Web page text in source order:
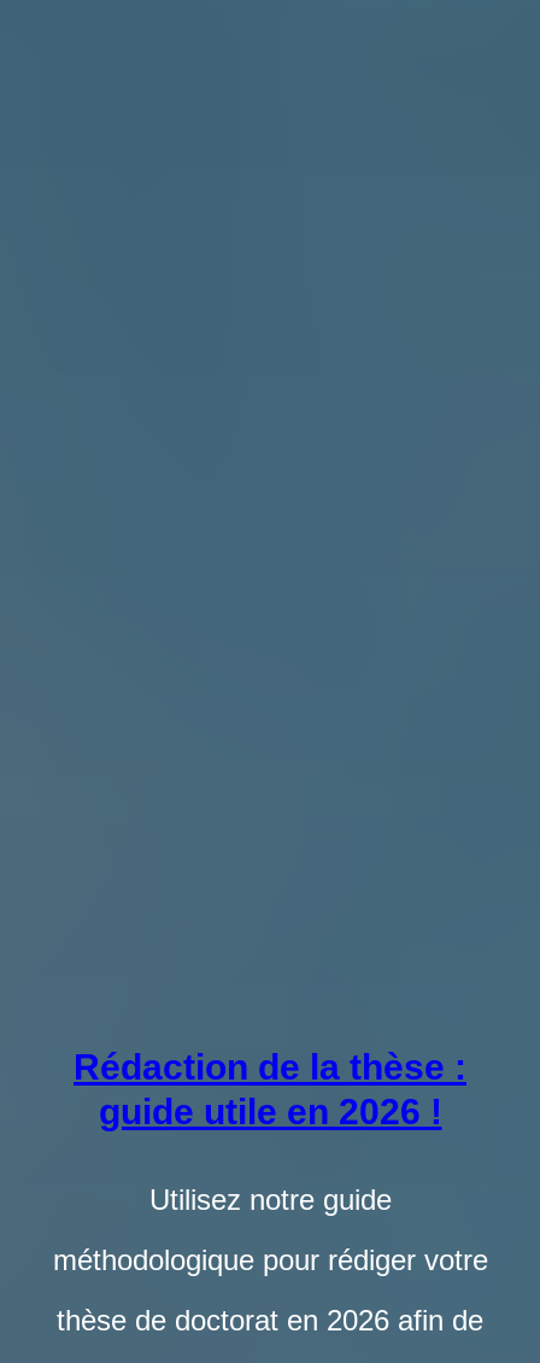
Rédaction de la thèse :
guide utile en 2026 !
Utilisez notre guide
méthodologique pour rédiger votre
thèse de doctorat en 2026 afin de